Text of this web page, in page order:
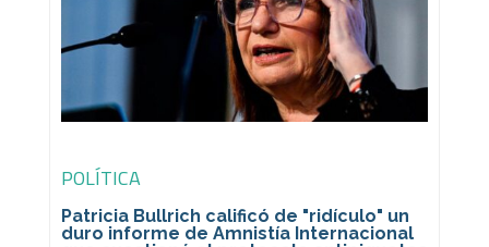
POLÍTICA
Patricia Bullrich calificó de "ridículo" un
duro informe de Amnistía Internacional